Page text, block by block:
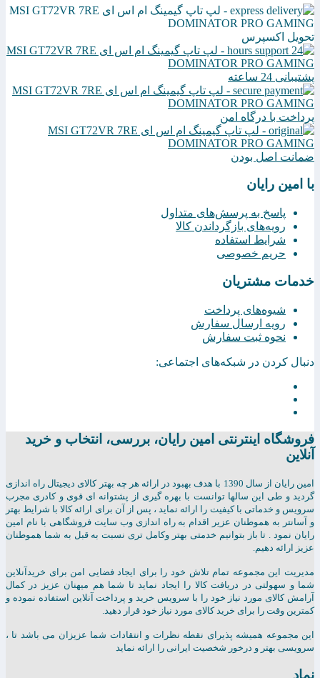
تحویل اکسپرس
پشتیبانی 24 ساعته
پرداخت با درگاه امن
ضمانت اصل بودن
با امین رایان
پاسخ به پرسش‌های متداول
رویه‌های بازگرداندن کالا
شرایط استفاده
حریم خصوصی
خدمات مشتریان
شیوه‌های پرداخت
رویه ارسال سفارش
نحوه ثبت سفارش
دنبال کردن در شبکه‌های اجتماعی:
فروشگاه اینترنتی امين رايان، بررسی، انتخاب و خرید
آنلاین
امين رايان از سال 1390 با هدف بهبود در ارائه هر چه بهتر کالای دیجیتال راه اندازی
گردید و طی این سالها توانست با بهره گیری از پشتوانه ای قوی و کادری مجرب
سرویس و خدماتی با کیفیت را ارائه نماید ، پس از آن برای ارائه کالا با شرایط بهتر
و آسانتر به هموطنان عزیر اقدام به راه اندازی وب سایت فروشگاهی با نام امین
رایان نمود . تا باز بتوانیم خدمتی بهتر وکامل تری نسبت به قبل به شما هموطنان
عزیز ارائه دهیم.
مدیریت این مجموعه تمام تلاش خود را برای ایجاد فضایی امن برای خریدآنلاین
شما و سهولتی در دریافت کالا را ایجاد نماید تا شما هم میهنان عزیز در کمال
آرامش کالای مورد نیاز خود را با سرویس خرید و پرداخت آنلاین استفاده نموده و
کمترین وقت را برای خرید کالای مورد نیاز خود قرار دهید.
این مجموعه همیشه پذیرای نقطه نظرات و انتقادات شما عزیزان می باشد تا ،
سرویسی بهتر و درخور شخصیت ایرانی را ارائه نماید
نماد